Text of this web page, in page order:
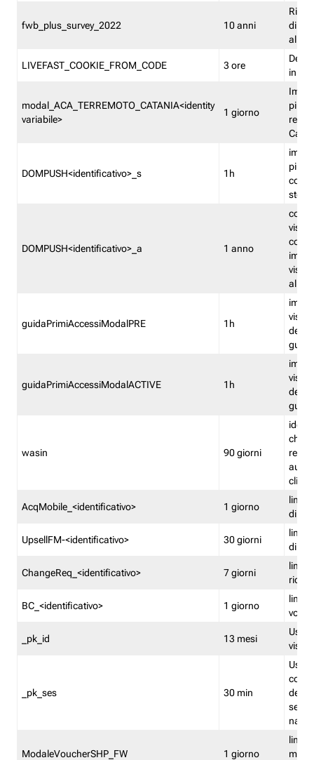
fwb_plus_survey_2022 10 anni
di
LIVEFAST_COOKIE_FROM_CODE 3 ore
in
modal_ACA_TERREMOTO_CATANIA<identity
variabile>
1 giorno
più
DOMPUSH<identificativo>_s 1h
più
DOMPUSH<identificativo>_a 1 anno
guidaPrimiAccessiModalPRE 1h
della
guidaPrimiAccessiModalACTIVE 1h
della
wasin 90 giorni
che
rete
clienti
AcqMobile_<identificativo> 1 giorno
limita
di
UpsellFM-<identificativo> 30 giorni
limita
di
ChangeReq_<identificativo> 7 giorni
limita
BC_<identificativo> 1 giorno
limita
_pk_id 13 mesi
_pk_ses 30 min
ModaleVoucherSHP_FW 1 giorno